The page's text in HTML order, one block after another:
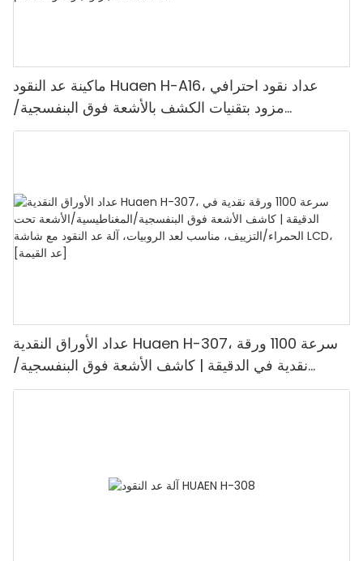
ماكينة عد النقود Huaen H-A16، عداد نقود احترافي
مزود بتقنيات الكشف بالأشعة فوق البنفسجية/
المغناطيسية/الأشعة تحت الحمراء/الضوء الرقمي، عد
عداد الأوراق النقدية Huaen H-307، سرعة 1100 ورقة
نقدية في الدقيقة | كاشف الأشعة فوق البنفسجية/
المغناطيسية/الأشعة تحت الحمراء/التزييف، مناسب لعد